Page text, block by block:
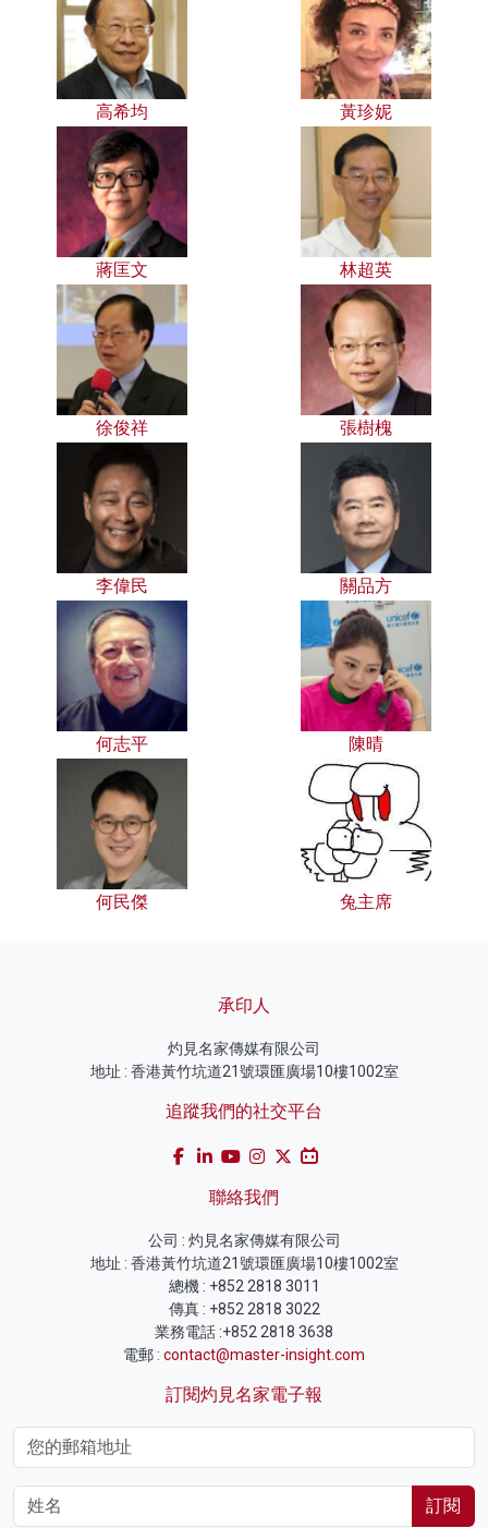
高希均 黃珍妮
蔣匡文 林超英
徐俊祥 張樹槐
李偉民 關品方
何志平 陳晴
何民傑 兔主席
承印人
灼見名家傳媒有限公司
地址 : 香港黃竹坑道21號環匯廣場10樓1002室
追蹤我們的社交平台
聯絡我們
公司 : 灼見名家傳媒有限公司
地址 : 香港黃竹坑道21號環匯廣場10樓1002室
總機 : +852 2818 3011
傳真 : +852 2818 3022
業務電話 :+852 2818 3638
電郵 : contact@master-insight.com
訂閱灼見名家電子報
訂閱